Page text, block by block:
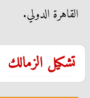
القاهرة الدولي.
تشكيل الزمالك